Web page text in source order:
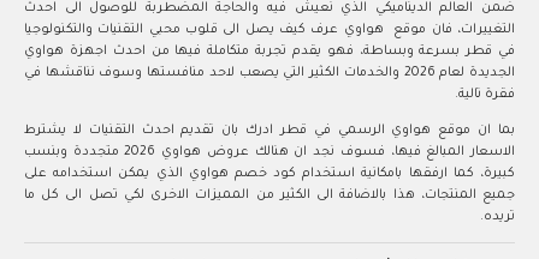
ضمن العالم الديناميكي الذي نعيش فيه والحاجة المضطربة للوصول الى احدث
التغييرات، فان موقع هواوي عرف كيف يصل الى قلوب محبي التقنيات والتكنولوجيا
في قطر بسرعة وبساطة، فهو يقدم تجربة متكاملة فيها من احدث اجهزة هواوي
الجديدة لعام 2026 والخدمات الكثير التي يصعب لاحد منافستها وسوف نناقشها في
فقرة تالية.
بما ان موقع هواوي الرسمي في قطر ادرك بان تقديم احدث التقنيات لا يشترط
الاسعار المبالغ فيها، فسوف نجد ان هنالك عروض هواوي 2026 متجددة وبنسب
كبيرة، كما ارفقها بامكانية استخدام كود خصم هواوي الذي يمكن استخدامه على
جميع المنتجات، هذا بالاضافة الى الكثير من المميزات الاخرى لكي تصل الى كل ما
تريده.